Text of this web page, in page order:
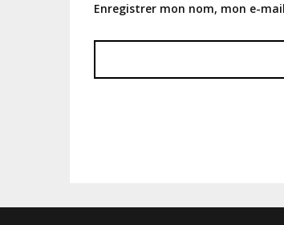
Enregistrer mon nom, mon e-